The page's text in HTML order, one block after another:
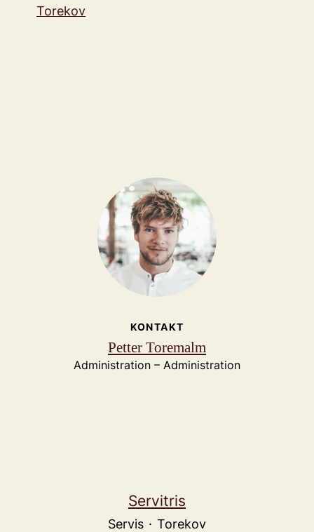
Torekov
KONTAKT
Petter Toremalm
Administration – Administration
Servitris
Servis · Torekov